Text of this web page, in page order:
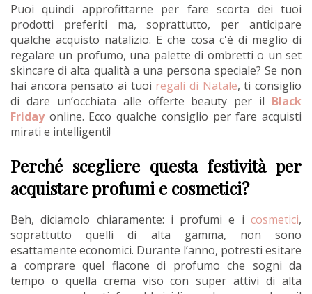
Puoi quindi approfittarne per fare scorta dei tuoi
prodotti preferiti ma, soprattutto, per anticipare
qualche acquisto natalizio. E che cosa c'è di meglio di
regalare un profumo, una palette di ombretti o un set
skincare di alta qualità a una persona speciale? Se non
hai ancora pensato ai tuoi regali di Natale, ti consiglio
di dare un’occhiata alle offerte beauty per il Black
Fridayonline. Ecco qualche consiglio per fare acquisti
mirati e intelligenti!
Perché scegliere questa festività per
acquistare profumi e cosmetici?
Beh, diciamolo chiaramente: i profumi e i cosmetici,
soprattutto quelli di alta gamma, non sono
esattamente economici. Durante l’anno, potresti esitare
a comprare quel flacone di profumo che sogni da
tempo o quella crema viso con super attivi di alta